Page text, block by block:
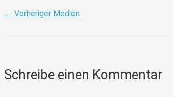
← Vorheriger Medien
Schreibe einen Kommentar